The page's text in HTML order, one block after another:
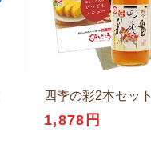
四季の彩2本セット
1,878円